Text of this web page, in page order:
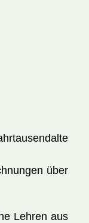
über
Lehren aus